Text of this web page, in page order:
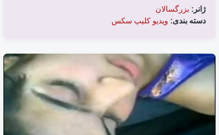
ژانر: بزرگسالان
دسته بندی: ویدیو کلیپ سکس